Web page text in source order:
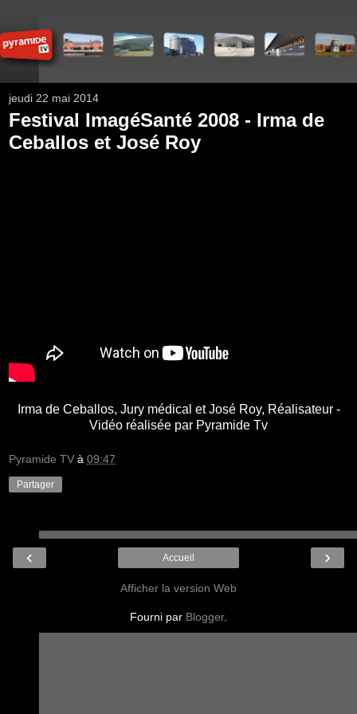
jeudi 22 mai 2014
Festival ImagéSanté 2008 - Irma de
Ceballos et José Roy
Irma de Ceballos, Jury médical et José Roy, Réalisateur -
Vidéo réalisée par Pyramide Tv
Pyramide TV à 09:47
Partager
‹ ›
Accueil
Afficher la version Web
Fourni par Blogger.